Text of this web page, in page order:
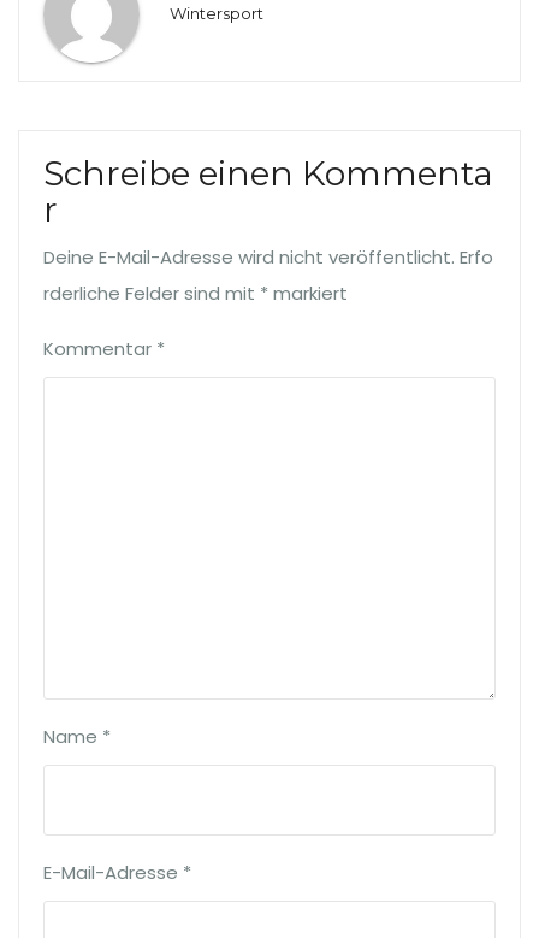
Wintersport
Schreibe einen Kommenta
r
Deine E-Mail-Adresse wird nicht veröffentlicht. Erfo
rderliche Felder sind mit * markiert
Kommentar *
Name *
E-Mail-Adresse *